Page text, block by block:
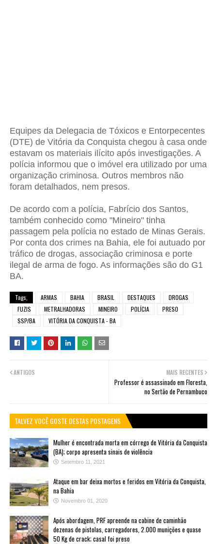
Equipes da Delegacia de Tóxicos e Entorpecentes
(DTE) de Vitória da Conquista chegou à casa onde
estavam os materiais ilícito após investigações. A
polícia informou que o imóvel era utilizado por uma
organização criminosa. Outros membros não
foram detalhados, nem presos.
De acordo com a polícia, Fabrício dos Santos,
também conhecido como "Mineiro" tinha
passagem pela polícia no estado de Minas Gerais.
Por conta dos crimes na Bahia, ele foi autuado por
tráfico de drogas, associação criminosa e porte
ilegal de arma de fogo. As informações são do G1
BA.
Tags, ARMAS BAHIA BRASIL DESTAQUES
DROGAS
FUZIS
METRALHADORAS MINEIRO POLÍCIA
PRESO
SSP/BA
VITÓRIA DA CONQUISTA - BA
MAIS RECENTES
Professor é assassinado em Floresta,
no Sertão de Pernambuco
ANTIGOS
TALVEZ VOCÊ GOSTE DESTAS POSTAGENS
Mulher é encontrada morta em córrego de Vitória da Conquista
(BA); corpo apresenta sinais de violência
Setembro 11, 2021
Ataque em bar deixa mortos e feridos em Vitória da Conquista,
na Bahia
Novembro 01, 2020
Após abordagem, PRF apreende na cabine de caminhão
dezenas de pistolas, carregadores, 2.000 munições e quase
50 Kg de crack; casal foi preso